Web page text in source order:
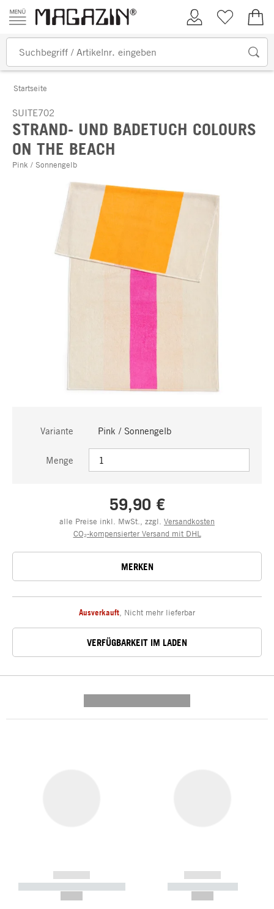
Zum Inhalt springen
Kundenkonto
Merkliste
Startseite
SUITE702
STRAND- UND BADETUCH COLOURS
ON THE BEACH
Pink / Sonnengelb
Variante Pink / Sonnengelb
Menge
59,90 €
alle Preise inkl. MwSt., zzgl. Versandkosten
CO₂-kompensierter Versand mit DHL
MERKEN
Ausverkauft Nicht mehr lieferbar
VERFÜGBARKEIT IM LADEN
------------
----------- ----------- -----------
------------
----------- -----------